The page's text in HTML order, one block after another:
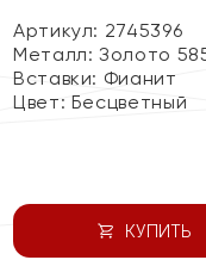
Артикул: 2745396
Металл:Золото
Вставки: Фианит
Цвет: Бесцветный
КУПИТЬ